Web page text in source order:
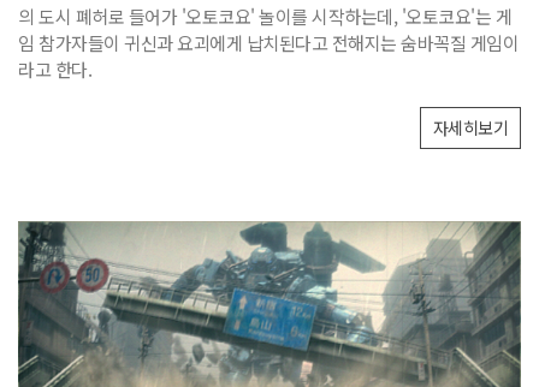
의 도시 폐허로 들어가 '오토코요' 놀이를 시작하는데, '오토코요'는 게
임 참가자들이 귀신과 요괴에게 납치된다고 전해지는 숨바꼭질 게임이
라고 한다.
자세히보기